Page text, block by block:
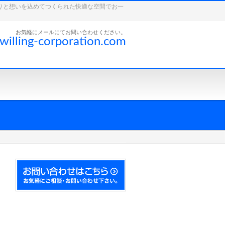
想いを込めてつくられた快適な空間でお一
お気軽にメールにてお問い合わせください。
corporation.com